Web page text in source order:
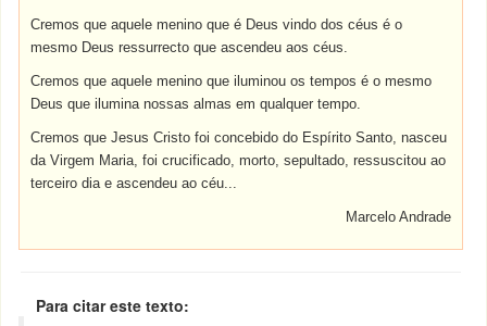
Cremos que aquele menino que é Deus vindo dos céus é o
mesmo Deus ressurrecto que ascendeu aos céus.
Cremos que aquele menino que iluminou os tempos é o mesmo
Deus que ilumina nossas almas em qualquer tempo.
Cremos que Jesus Cristo foi concebido do Espírito Santo, nasceu
da Virgem Maria, foi crucificado, morto, sepultado, ressuscitou ao
terceiro dia e ascendeu ao céu...
Marcelo Andrade
Para citar este texto: